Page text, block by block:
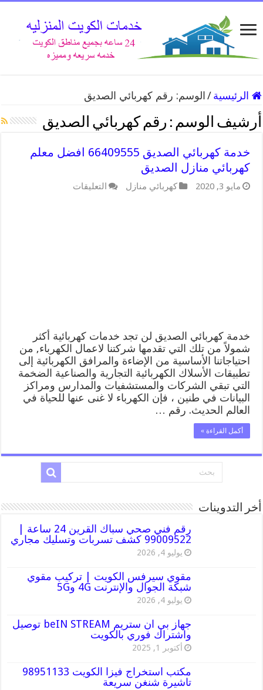
الرئيسية / الوسم: رقم كهربائي الصديق
أرشيف الوسم : رقم كهربائي الصديق
خدمة كهربائي الصديق 66409555 افضل معلم
كهربائي منازل الصديق
مايو 3, 2020 كهربائي منازل التعليقات
خدمة كهربائي الصديق لن تجد خدمات كهربائية أكثر
شمولاً من تلك التي تقدمها شركتنا لاعمال الكهرباء, من
احتياجاتنا الأساسية من الإضاءة والمرافق الكهربائية إلى
تطبيقات الأسلاك الكهربائية التجارية والصناعية الضخمة
التي تبقي الشركات والمستشفيات والمدارس ومراكز
البيانات في طنين ، فإن الكهرباء لا غنى عنها للحياة في
العالم الحديث. رقم …
أكمل القراءة »
أخر التدوينات
رقم فني صحي سباك القرين 24 ساعة |
99009522 كشف تسربات وتسليك مجاري
يوليو 4, 2026
مقوي سيرفس الكويت | تركيب مقوي
شبكة الجوال والإنترنت 4G و5G
يوليو 4, 2026
جهاز بي ان ستريم beIN STREAM توصيل
واشتراك فوري بالكويت
أكتوبر 1, 2025
مكتب استخراج فيزا الكويت 98951133
تاشيرة شنغن سريعة